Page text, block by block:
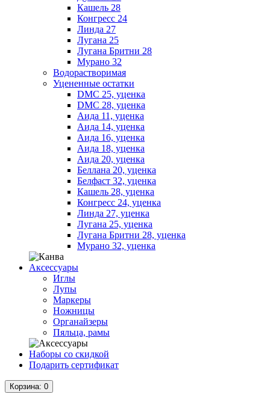
Кашель 28
Конгресс 24
Линда 27
Лугана 25
Лугана Бритни 28
Мурано 32
Водорастворимая
Уцененные остатки
DMC 25, уценка
DMC 28, уценка
Аида 11, уценка
Аида 14, уценка
Аида 16, уценка
Аида 18, уценка
Аида 20, уценка
Беллана 20, уценка
Белфаст 32, уценка
Кашель 28, уценка
Конгресс 24, уценка
Линда 27, уценка
Лугана 25, уценка
Лугана Бритни 28, уценка
Мурано 32, уценка
Аксессуары
Иглы
Лупы
Маркеры
Ножницы
Органайзеры
Пяльца, рамы
Наборы со скидкой
Подарить сертификат
Корзина: 0